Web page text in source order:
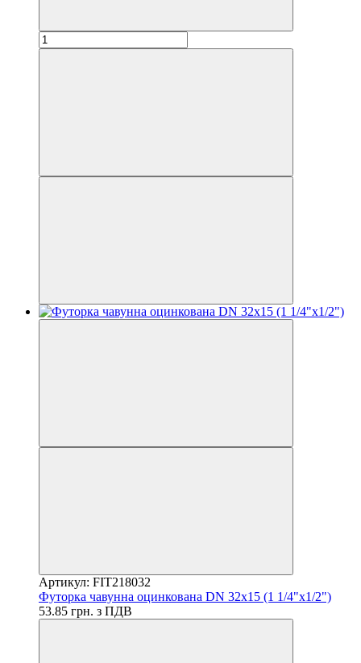
Артикул: FIT218032
Футорка чавунна оцинкована DN 32x15 (1 1/4"x1/2")
53.85 грн. з ПДВ